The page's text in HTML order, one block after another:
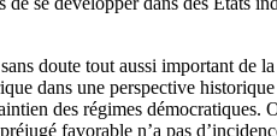
doute tout aussi important
dans une perspective
des régimes
favorable n’a pas